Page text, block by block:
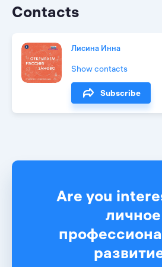
Contacts
Лисина Инна
Show contacts
Subscribe
Are you
личное